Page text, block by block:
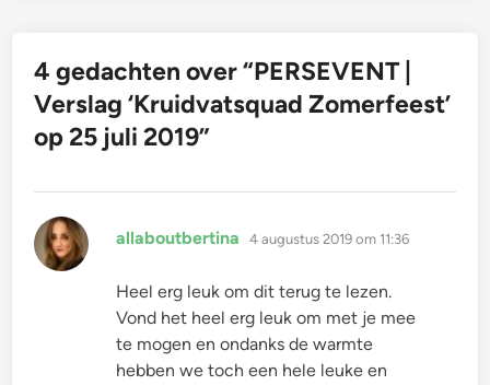
4 gedachten over “PERSEVENT |
Verslag ‘Kruidvatsquad Zomerfeest’
op 25 juli 2019”
allaboutbertina schreef:
4 augustus 2019 om 11:36
Heel erg leuk om dit terug te lezen.
Vond het heel erg leuk om met je mee
te mogen en ondanks de warmte
hebben we toch een hele leuke en